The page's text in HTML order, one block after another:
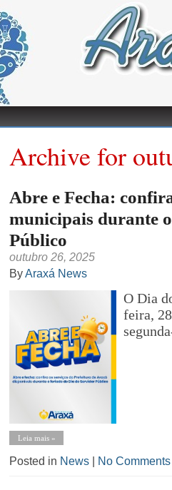
Archive for
Abre e Fecha:
municipais durante
Público
outubro 26, 2025
ByAraxá News
O Dia
feira,
Leia mais »
Posted in News No